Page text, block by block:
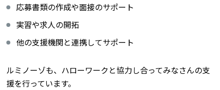
応募書類の作成や面接のサポート
実習や求人の開拓
他の支援機関と連携してサポート
ルミノーゾも、ハローワークと協力し合ってみなさんの支
援を行っています。